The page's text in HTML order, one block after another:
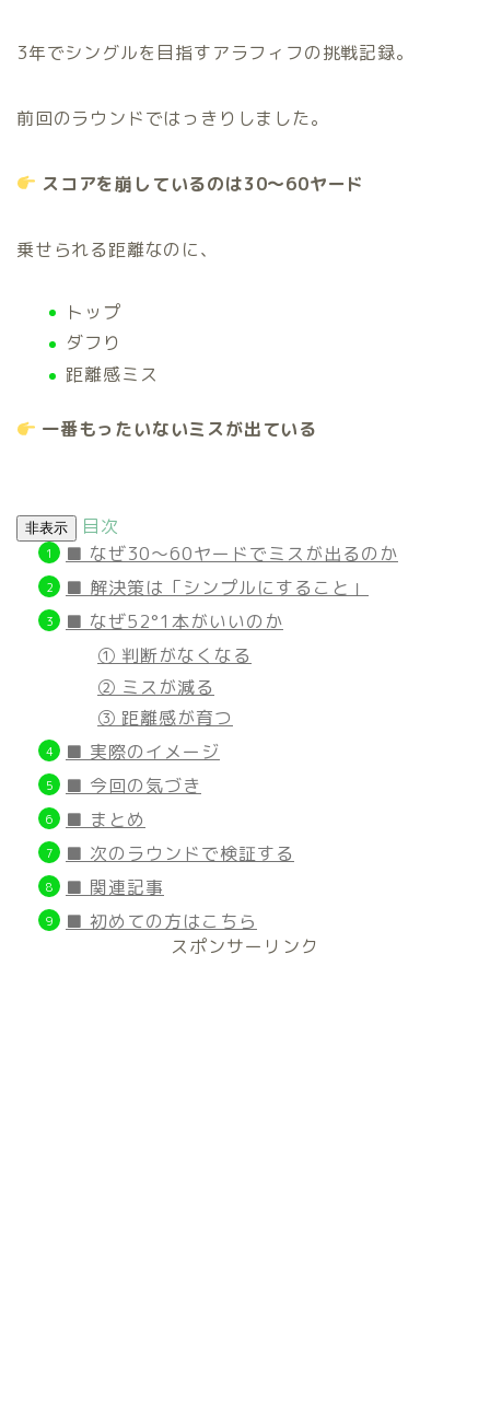
3年でシングルを目指すアラフィフの挑戦記録。
前回のラウンドではっきりしました。
スコアを崩しているのは30〜60ヤード
乗せられる距離なのに、
トップ
ダフり
距離感ミス
一番もったいないミスが出ている
非表示
目次
■ なぜ30〜60ヤードでミスが出るのか
■ 解決策は「シンプルにすること」
■ なぜ52°1本がいいのか
① 判断がなくなる
② ミスが減る
③ 距離感が育つ
■ 実際のイメージ
■ 今回の気づき
■ まとめ
■ 次のラウンドで検証する
■ 関連記事
■ 初めての方はこちら
スポンサーリンク